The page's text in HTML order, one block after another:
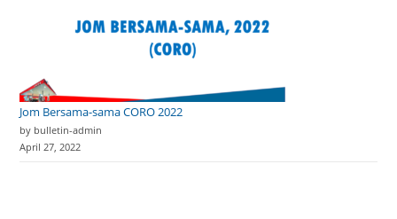
Jom Bersama-sama CORO 2022
by bulletin-admin
April 27, 2022